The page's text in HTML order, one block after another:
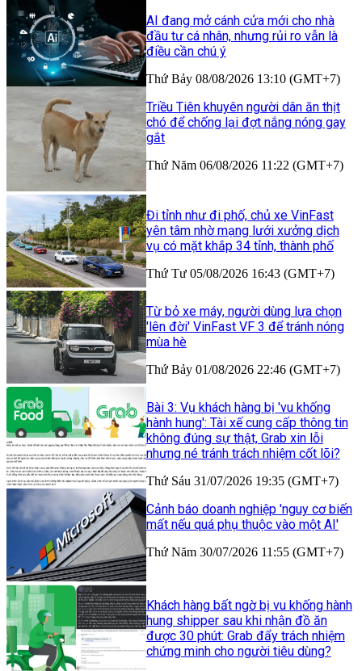
AI đang mở cánh cửa mới cho nhà
đầu tư cá nhân, nhưng rủi ro vẫn là
điều cần chú ý
Thứ Bảy 08/08/2026 13:10 (GMT+7)
Triều Tiên khuyên người dân ăn thịt
chó để chống lại đợt nắng nóng gay
gắt
Thứ Năm 06/08/2026 11:22 (GMT+7)
Đi tỉnh như đi phố, chủ xe VinFast
yên tâm nhờ mạng lưới xưởng dịch
vụ có mặt khắp 34 tỉnh, thành phố
Thứ Tư 05/08/2026 16:43 (GMT+7)
Từ bỏ xe máy, người dùng lựa chọn
'lên đời' VinFast VF 3 để tránh nóng
mùa hè
Thứ Bảy 01/08/2026 22:46 (GMT+7)
Bài 3: Vụ khách hàng bị 'vu khống
hành hung': Tài xế cung cấp thông tin
không đúng sự thật, Grab xin lỗi
nhưng né tránh trách nhiệm cốt lõi?
Thứ Sáu 31/07/2026 19:35 (GMT+7)
Cảnh báo doanh nghiệp 'nguy cơ biến
mất nếu quá phụ thuộc vào một AI'
Thứ Năm 30/07/2026 11:55 (GMT+7)
Khách hàng bất ngờ bị vu khống hành
hung shipper sau khi nhận đồ ăn
được 30 phút: Grab đẩy trách nhiệm
chứng minh cho người tiêu dùng?